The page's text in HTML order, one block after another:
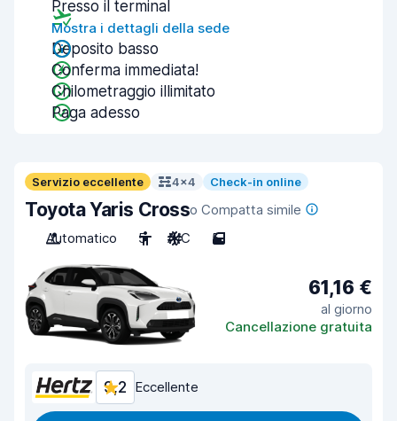
Presso il terminal
Mostra i dettagli della sede
Deposito basso
Conferma immediata!
Chilometraggio illimitato
Paga adesso
Servizio eccellente 4x4 Check-in online
Toyota Yaris Crosso Compatta simile
Automatico
5 A/C 5
61,16 €
al giorno
Cancellazione gratuita
9,2 Eccellente